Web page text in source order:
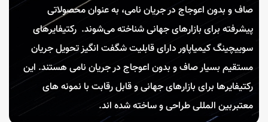
صاف و بدون اعوجاج در جریان نامی، به عنوان محصولاتی
پیشرفته برای بازارهای جهانی شناخته می‌شوند. رکتیفایرهای
سوییچینگ کیمیاپاور دارای قابلیت شگفت انگیز تحویل جریان
مستقیم بسیار صاف و بدون اعوجاج در جریان نامی هستند. این
رکتیفایرها برای بازارهای جهانی و قابل رقابت با نمونه های
معتبربین المللی طراحی و ساخته شده اند.